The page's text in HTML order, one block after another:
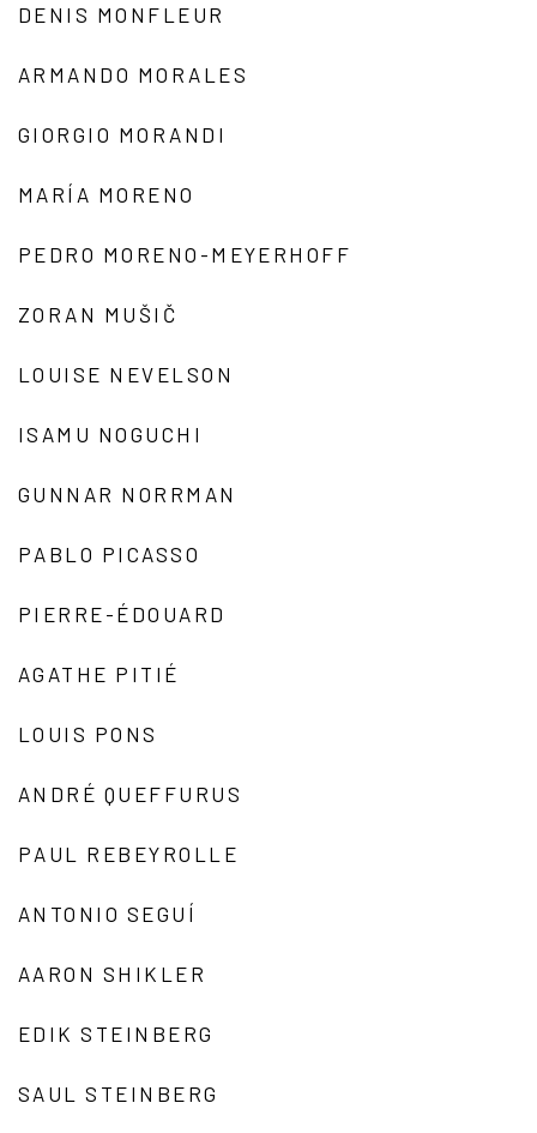
DENIS MONFLEUR
ARMANDO MORALES
GIORGIO MORANDI
MARÍA MORENO
PEDRO MORENO-MEYERHOFF
ZORAN MUŠIČ
LOUISE NEVELSON
ISAMU NOGUCHI
GUNNAR NORRMAN
PABLO PICASSO
PIERRE-ÉDOUARD
AGATHE PITIÉ
LOUIS PONS
ANDRÉ QUEFFURUS
PAUL REBEYROLLE
ANTONIO SEGUÍ
AARON SHIKLER
EDIK STEINBERG
SAUL STEINBERG